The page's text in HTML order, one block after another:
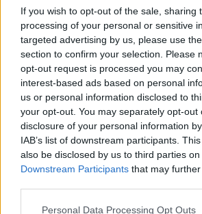
If you wish to opt-out of the sale, sharing
processing of your personal or sensitive
targeted advertising by us, please use
section to confirm your selection. Please
opt-out request is processed you may
interest-based ads based on personal
us or personal information disclosed to
your opt-out. You may separately opt-out
disclosure of your personal information
IAB’s list of downstream participants.
also be disclosed by us to third parties on
Downstream Participants that may
Personal Data Processing Opt Outs